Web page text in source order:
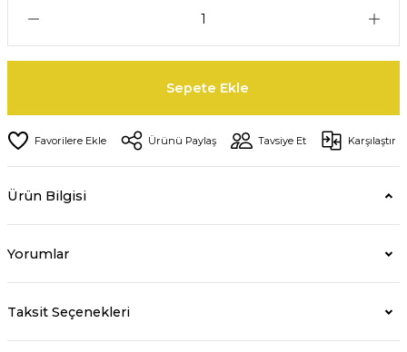
Sepete Ekle
Ürünü Paylaş Tavsiye Et Karşılaştır
Ürün Bilgisi
Yorumlar
Taksit Seçenekleri